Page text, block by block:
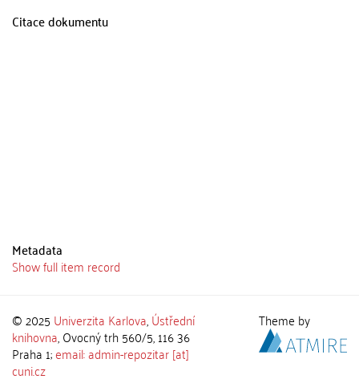
Citace dokumentu
Metadata
Show full item record
© 2025 Univerzita Karlova,Ústřední
knihovna, Ovocný trh 560/5, 116 36
Praha 1;email: admin-repozitar [at]
cuni.cz
Theme by